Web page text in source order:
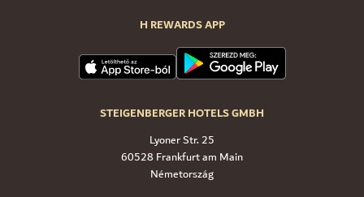
H REWARDS APP
STEIGENBERGER HOTELS GMBH
Lyoner Str. 25
60528 Frankfurt am Main
Németország